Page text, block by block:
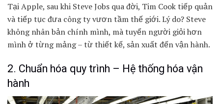
Tại Apple, sau khi Steve Jobs qua đời, Tim Cook tiếp quản
và tiếp tục đưa công ty vươn tầm thế giới. Lý do? Steve
không nhân bản chính mình, mà tuyển người giỏi hơn
mình ở từng mảng – từ thiết kế, sản xuất đến vận hành.
2. Chuẩn hóa quy trình – Hệ thống hóa vận
hành